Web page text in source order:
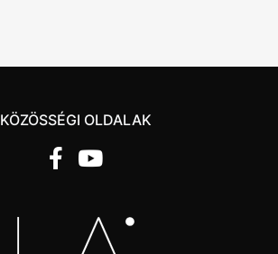
KÖZÖSSÉGI OLDALAK